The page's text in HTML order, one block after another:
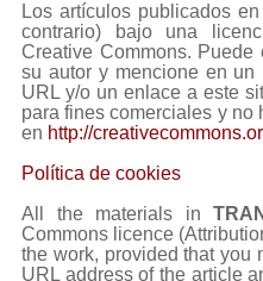
Los artículos publicados
contrario) bajo una
Creative Commons.
su autor y mencione en
URL y/o un enlace a este
para fines comerciales y
en http://
Política de cookies
All the materials in
Commons licence
the work, provided that you
URL address of the article